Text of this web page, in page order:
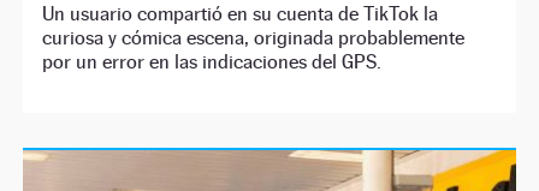
Un usuario compartió en su cuenta de TikTok la
curiosa y cómica escena, originada probablemente
por un error en las indicaciones del GPS.